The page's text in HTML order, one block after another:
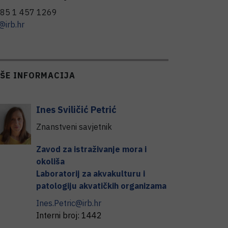
1 457 1269
INFORMACIJA
Ines Sviličić Petrić
Znanstveni savjetnik
Zavod za istraživanje mora i
okoliša
Laboratorij za akvakulturu i
patologiju akvatičkih organizama
Ines.Petric@irb.hr
Interni broj: 1442